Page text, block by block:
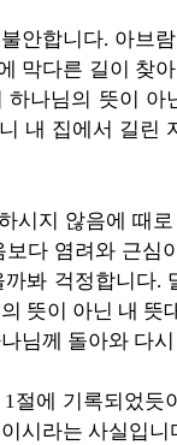
안합니다. 아브
막다른 길이 찾
하나님의 뜻이
내 집에서 길린
시지 않음에 때
보다 염려와 근심
봐 걱정합니다.
뜻이 아닌 내 뜻
님께 돌아와 다
절에 기록되었
시라는 사실입니